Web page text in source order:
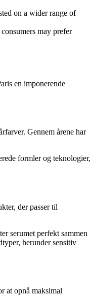
on a wider range of
may prefer
en imponerende
Gennem årene har
formler og teknologier,
der passer til
serumet perfekt sammen
herunder sensitiv
at opnå maksimal